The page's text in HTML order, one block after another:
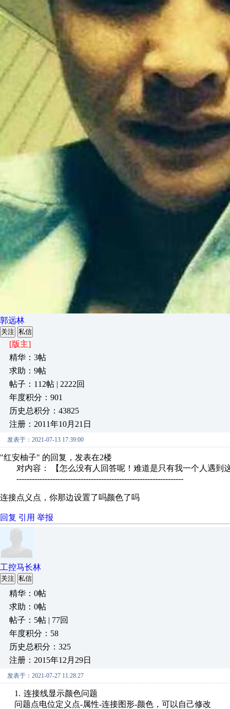
郭远林
关注 私信
[版主]
精华：3帖
求助：9帖
帖子：112帖 | 2222回
年度积分：901
历史总积分：43825
注册：2011年10月21日
发表于：2021-07-13 17:39:00
"红安柚子" 的回复，发表在2楼
对内容： 【怎么没有人回答呢！难道是只有我一个人遇到
-----------------------------------------------------------------
连接点义点，你那边设置了吗颜色了吗
回复 引用 举报
工控马长林
关注 私信
精华：0帖
求助：0帖
帖子：5帖 | 77回
年度积分：58
历史总积分：325
注册：2015年12月29日
发表于：2021-07-27 11:28:27
1. 连接线显示颜色问题
问题点电位定义点-属性-连接图形-颜色，可以自己修改